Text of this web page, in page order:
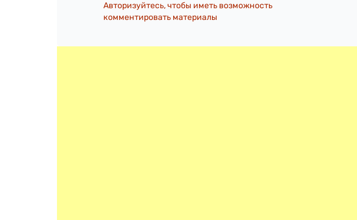
Авторизуйтесь, чтобы иметь возможность
комментировать материалы